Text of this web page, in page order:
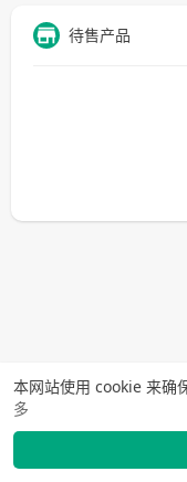
本网站使用 cookie 来确
多
待售产品